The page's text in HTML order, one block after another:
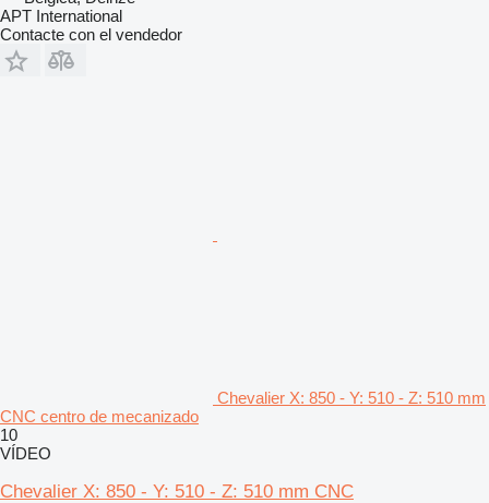
APT International
Contacte con el vendedor
Chevalier X: 850 - Y: 510 - Z: 510 mm
CNC centro de mecanizado
10
VÍDEO
Chevalier X: 850 - Y: 510 - Z: 510 mm CNC